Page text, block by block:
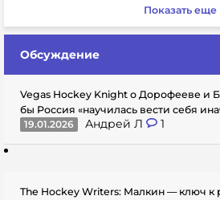
Показать еще
Обсуждение
Vegas Hockey Knight о Дорофееве и
бы Россия «научилась вести себя
19.01.2026
Андрей Л 1
The Hockey Writers: Малкин — ключ